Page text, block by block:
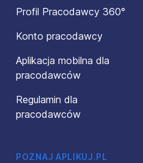
Profil Pracodawcy 360°
Konto pracodawcy
Aplikacja mobilna dla
pracodawców
Regulamin dla
pracodawców
POZNAJ APLIKUJ.PL